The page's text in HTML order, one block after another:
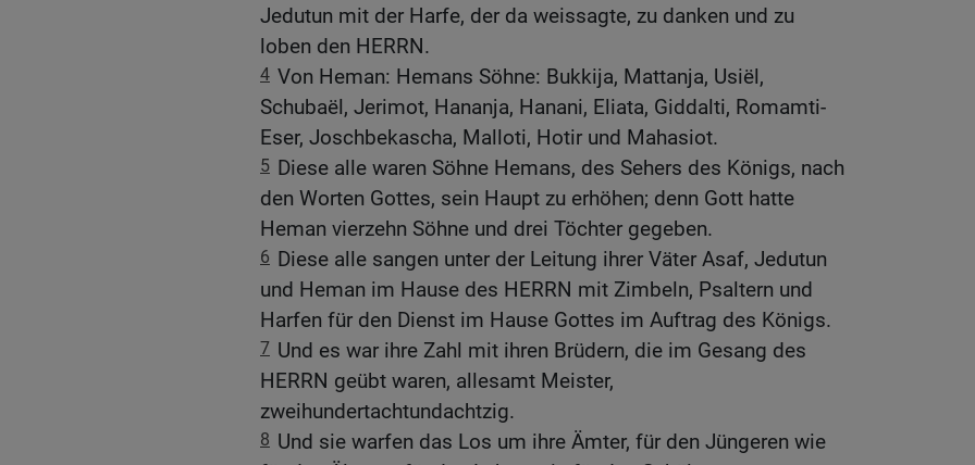
Jedutun mit der Harfe, der da weissagte, zu danken und zu
loben den HERRN.
4 Von Heman: Hemans Söhne: Bukkija, Mattanja, Usiël,
Schubaël, Jerimot, Hananja, Hanani, Eliata, Giddalti, Romamti-
Eser, Joschbekascha, Malloti, Hotir und Mahasiot.
5 Diese alle waren Söhne Hemans, des Sehers des Königs, nach
den Worten Gottes, sein Haupt zu erhöhen; denn Gott hatte
Heman vierzehn Söhne und drei Töchter gegeben.
6 Diese alle sangen unter der Leitung ihrer Väter Asaf, Jedutun
und Heman im Hause des HERRN mit Zimbeln, Psaltern und
Harfen für den Dienst im Hause Gottes im Auftrag des Königs.
7 Und es war ihre Zahl mit ihren Brüdern, die im Gesang des
HERRN geübt waren, allesamt Meister,
zweihundertachtundachtzig.
8 Und sie warfen das Los um ihre Ämter, für den Jüngeren wie